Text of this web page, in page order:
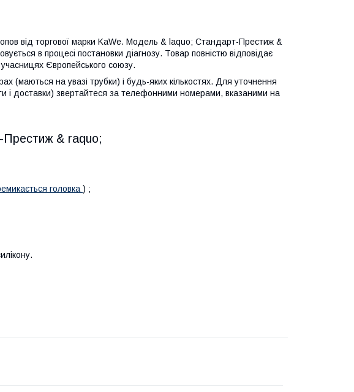
від торгової марки KaWe. Модель & laquo; Стандарт-Престиж &
в процесі постановки діагнозу. Товар повністю відповідає
Європейського союзу.
(маються на увазі трубки) і будь-яких кількостях. Для уточнення
і доставки) звертайтеся за телефонними номерами, вказаними на
Престиж & raquo;
головка ) ;